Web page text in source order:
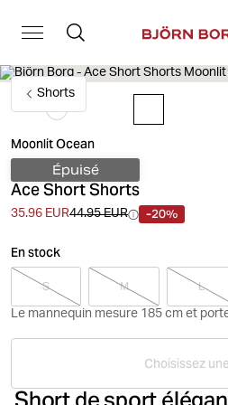
Shorts
Moonlit Ocean
Épuisé
Ace Short Shorts
35.96 EUR44.95 EUR -20%
En stock
S M L
Le mannequin mesure 185 cm et
Choisissez